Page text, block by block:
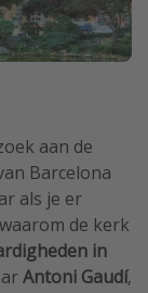
aan de
Barcelona
als je er
de kerk
in
Antoni Gaudí,